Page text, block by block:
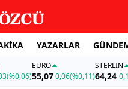
YAZARLAR
(%0,06)
EURO
55,07 0,06(%0,11)
STERLIN
64,24